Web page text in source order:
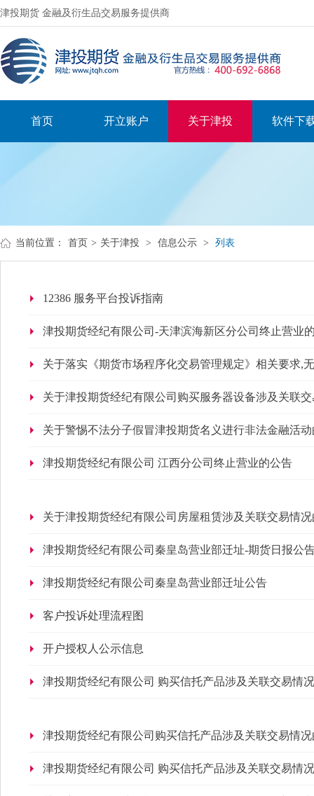
津投期货 金融及衍生品交易服务提供商
首页 开立账户 关于津投 软件下
当前位置： 首页 > 关于津投 > 信息公示 > 列表
12386 服务平台投诉指南
津投期货经纪有限公司-天津滨海新区分公司终止营业
关于落实《期货市场程序化交易管理规定》相关要求,
关于津投期货经纪有限公司购买服务器设备涉及关联
关于警惕不法分子假冒津投期货名义进行非法金融活
津投期货经纪有限公司 江西分公司终止营业的公告
关于津投期货经纪有限公司房屋租赁涉及关联交易情况
津投期货经纪有限公司秦皇岛营业部迁址-期货日报公
津投期货经纪有限公司秦皇岛营业部迁址公告
客户投诉处理流程图
开户授权人公示信息
津投期货经纪有限公司 购买信托产品涉及关联交易情
津投期货经纪有限公司购买信托产品涉及关联交易情
津投期货经纪有限公司 购买信托产品涉及关联交易情